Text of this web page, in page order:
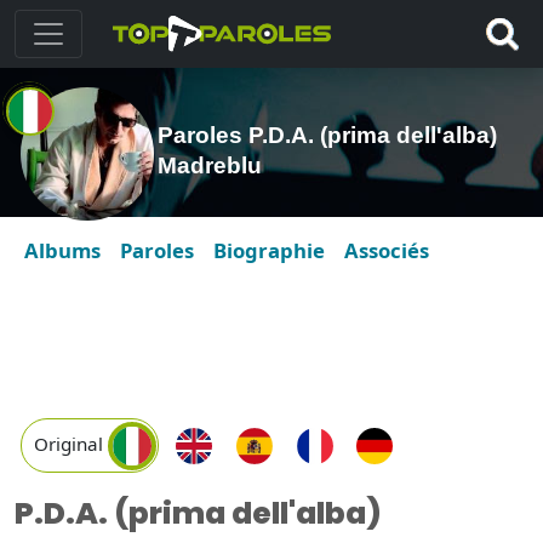
Paroles P.D.A. (prima dell'alba)
Madreblu
Albums Paroles Biographie Associés
Original
P.D.A. (prima dell'alba)